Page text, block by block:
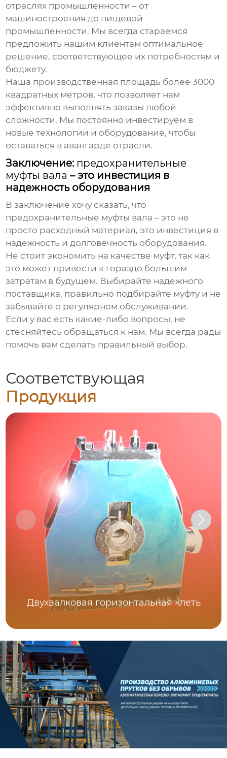
отраслях промышленности – от
машиностроения до пищевой
промышленности. Мы всегда стараемся
предложить нашим клиентам оптимальное
решение, соответствующее их потребностям и
бюджету.
Наша производственная площадь более 3000
квадратных метров, что позволяет нам
эффективно выполнять заказы любой
сложности. Мы постоянно инвестируем в
новые технологии и оборудование, чтобы
оставаться в авангарде отрасли.
Заключение: предохранительные
муфты вала – это инвестиция в
надежность оборудования
В заключение хочу сказать, что
предохранительные муфты вала – это не
просто расходный материал, это инвестиция в
надежность и долговечность оборудования.
Не стоит экономить на качестве муфт, так как
это может привести к гораздо большим
затратам в будущем. Выбирайте надежного
поставщика, правильно подбирайте муфту и не
забывайте о регулярном обслуживании.
Если у вас есть какие-либо вопросы, не
стесняйтесь обращаться к нам. Мы всегда рады
помочь вам сделать правильный выбор.
Соответствующая
Продукция
Двухвалковая горизонтальная клеть